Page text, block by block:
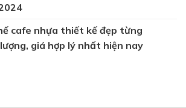
cafe nhựa thiết kế đẹp từng
giá hợp lý nhất hiện nay